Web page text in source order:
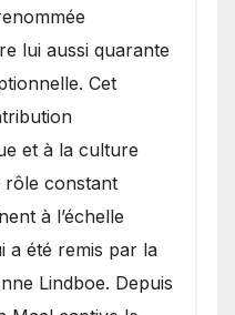
lui aussi quarante
Cet
et à la culture
rôle constant
à l’échelle
a été remis par la
Lindboe. Depuis